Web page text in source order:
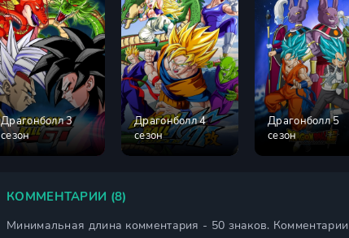
Драгонболл 3
сезон
Драгонболл 4
сезон
Драгонболл 5
сезон
КОММЕНТАРИИ (8)
Минимальная длина комментария - 50 знаков.